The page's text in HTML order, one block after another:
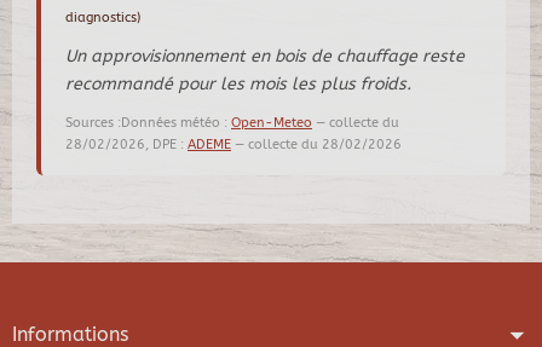
diagnostics)
Un approvisionnement en bois de chauffage reste
recommandé pour les mois les plus froids.
Sources :Données météo : Open-Meteo — collecte du
28/02/2026, DPE : ADEME — collecte du 28/02/2026
Informations